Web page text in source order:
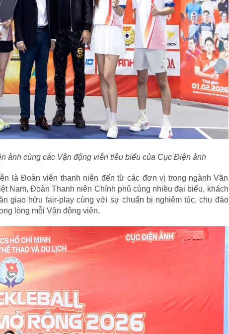
ảnh cùng các Vận động viên tiêu biểu của Cục Điện ảnh
là Đoàn viên thanh niên đến từ các đơn vị trong ngành Văn
Nam, Đoàn Thanh niên Chính phủ cùng nhiều đại biểu, khách
giao hữu fair-play cùng với sự chuẩn bị nghiêm túc, chu đáo
lòng mỗi Vận động viên.